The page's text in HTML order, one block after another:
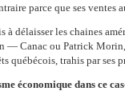
parce que ses ventes
à délaisser les chaines
— Canac ou Patrick
québécois, trahis par ses
économique dans ce